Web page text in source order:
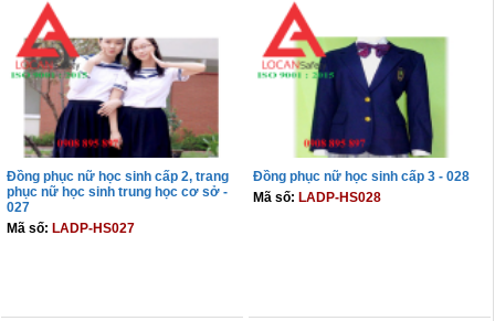
Đồng phục nữ học sinh cấp 2, trang
phục nữ học sinh trung học cơ sở -
027
Mã số: LADP-HS027
Đồng phục nữ học sinh cấp 3 - 028
Mã số: LADP-HS028